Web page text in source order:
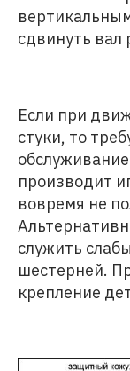
сдвинуть вал
Если при
стуки, то
производит
вовремя не
служить
шестерней.
крепление